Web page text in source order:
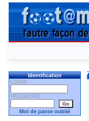
Identification
LOGIN
PASSWORD
Mot de passe oublié